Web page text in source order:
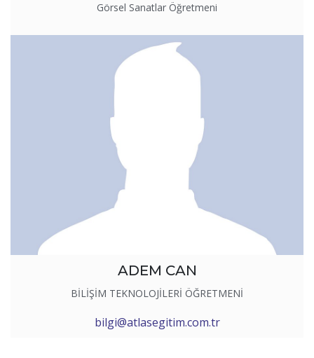
Görsel Sanatlar Öğretmeni
ADEM CAN
BİLİŞİM TEKNOLOJİLERİ ÖĞRETMENİ
bilgi@atlasegitim.com.tr